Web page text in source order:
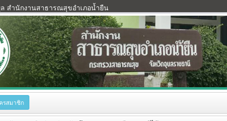
สำนักงานสาธารณสุขอำเภอน้ำยืน
รสมาชิก